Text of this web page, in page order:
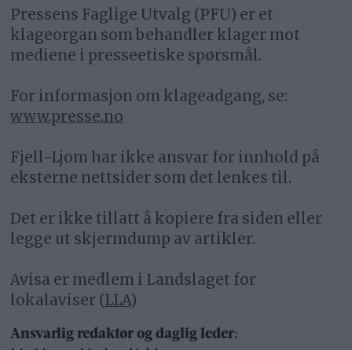
Pressens Faglige Utvalg (PFU) er et
klageorgan som behandler klager mot
mediene i presseetiske spørsmål.
For informasjon om klageadgang, se:
www.presse.no
Fjell-Ljom har ikke ansvar for innhold på
eksterne nettsider som det lenkes til.
Det er ikke tillatt å kopiere fra siden eller
legge ut skjermdump av artikler.
Avisa er medlem i Landslaget for
lokalaviser (LLA)
Ansvarlig redaktør og daglig leder: